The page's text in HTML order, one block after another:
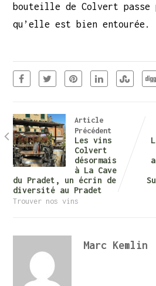
bouteille de Colvert passe
qu’elle est bien entourée.
Article
Précédent
Les vins
Colvert
désormais
à La Cave
du Pradet, un écrin de
diversité au Pradet
Trouver nos vins
Marc Kemlin